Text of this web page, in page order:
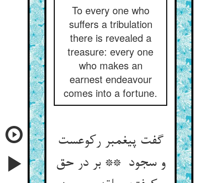
To every one who
suffers a tribulation
there is revealed a
treasure: every one
who makes an
earnest endeavour
comes into a fortune.
گفت پیغمبر رکوعست
و سجود ** بر در حق